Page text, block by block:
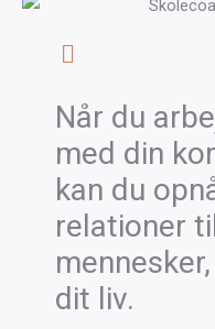
Når du
med din
kan du
relationer
dit liv.